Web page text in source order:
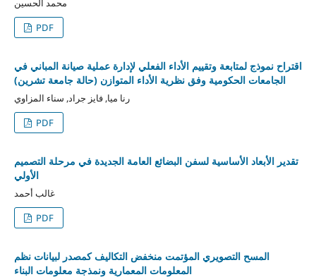
محمد الحسين
PDF
اقتراح نموذج لمتابعة وتقييم الأداء الفعلي لإدارة عملية صيانة المباني في
الجامعات الحكومية وفق نظرية الأداء المتوازن (حالة جامعة تشرين)
رنا ميا, فايز جراد, سناء المزاوي
PDF
تقدير الأبعاد الأساسية لسفن البضائع العامة الجديدة في مرحلة التصميم
الأولي
غالب أحمد
PDF
المسح التصويري المؤتمت منخفض التكاليف كمصدر لبيانات نظم
المعلومات المعمارية ونمذجة معلومات البناء